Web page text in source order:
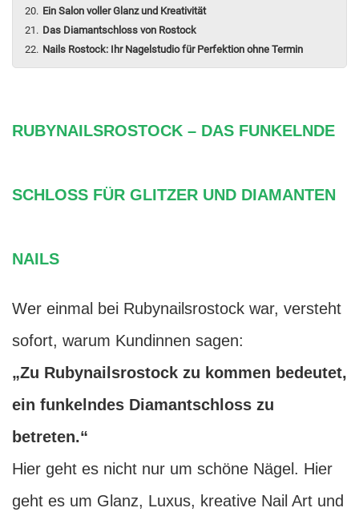
Ein Salon voller Glanz und Kreativität
Das Diamantschloss von Rostock
Nails Rostock: Ihr Nagelstudio für Perfektion ohne Termin
RUBYNAILSROSTOCK – DAS FUNKELNDE
SCHLOSS FÜR GLITZER UND DIAMANTEN
NAILS
Wer einmal bei Rubynailsrostock war, versteht
sofort, warum Kundinnen sagen:
„Zu Rubynailsrostock zu kommen bedeutet,
ein funkelndes Diamantschloss zu
betreten.“
Hier geht es nicht nur um schöne Nägel. Hier
geht es um Glanz, Luxus, kreative Nail Art und